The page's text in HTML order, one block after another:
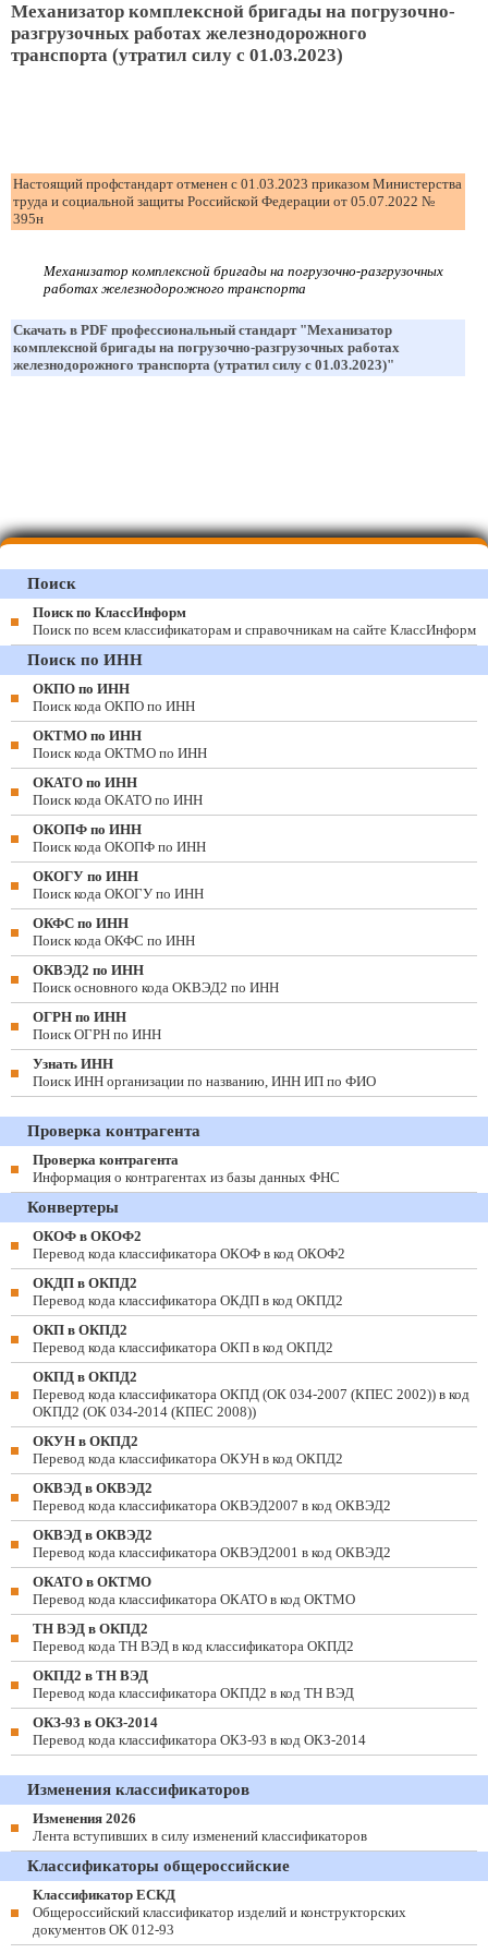
Механизатор комплексной бригады на погрузочно-
разгрузочных работах железнодорожного
транспорта (утратил силу с 01.03.2023)
Настоящий профстандарт отменен с 01.03.2023 приказом Министерства
труда и социальной защиты Российской Федерации от 05.07.2022 №
395н
Механизатор комплексной бригады на погрузочно-разгрузочных
работах железнодорожного транспорта
Скачать в PDF профессиональный стандарт "Механизатор
комплексной бригады на погрузочно-разгрузочных работах
железнодорожного транспорта (утратил силу с 01.03.2023)"
Поиск
Поиск по КлассИнформ
Поиск по всем классификаторам и справочникам на сайте КлассИнформ
Поиск по ИНН
ОКПО по ИНН
Поиск кода ОКПО по ИНН
ОКТМО по ИНН
Поиск кода ОКТМО по ИНН
ОКАТО по ИНН
Поиск кода ОКАТО по ИНН
ОКОПФ по ИНН
Поиск кода ОКОПФ по ИНН
ОКОГУ по ИНН
Поиск кода ОКОГУ по ИНН
ОКФС по ИНН
Поиск кода ОКФС по ИНН
ОКВЭД2 по ИНН
Поиск основного кода ОКВЭД2 по ИНН
ОГРН по ИНН
Поиск ОГРН по ИНН
Узнать ИНН
Поиск ИНН организации по названию, ИНН ИП по ФИО
Проверка контрагента
Проверка контрагента
Информация о контрагентах из базы данных ФНС
Конвертеры
ОКОФ в ОКОФ2
Перевод кода классификатора ОКОФ в код ОКОФ2
ОКДП в ОКПД2
Перевод кода классификатора ОКДП в код ОКПД2
ОКП в ОКПД2
Перевод кода классификатора ОКП в код ОКПД2
ОКПД в ОКПД2
Перевод кода классификатора ОКПД (ОК 034-2007 (КПЕС 2002)) в код
ОКПД2 (ОК 034-2014 (КПЕС 2008))
ОКУН в ОКПД2
Перевод кода классификатора ОКУН в код ОКПД2
ОКВЭД в ОКВЭД2
Перевод кода классификатора ОКВЭД2007 в код ОКВЭД2
ОКВЭД в ОКВЭД2
Перевод кода классификатора ОКВЭД2001 в код ОКВЭД2
ОКАТО в ОКТМО
Перевод кода классификатора ОКАТО в код ОКТМО
ТН ВЭД в ОКПД2
Перевод кода ТН ВЭД в код классификатора ОКПД2
ОКПД2 в ТН ВЭД
Перевод кода классификатора ОКПД2 в код ТН ВЭД
ОКЗ-93 в ОКЗ-2014
Перевод кода классификатора ОКЗ-93 в код ОКЗ-2014
Изменения классификаторов
Изменения 2026
Лента вступивших в силу изменений классификаторов
Классификаторы общероссийские
Классификатор ЕСКД
Общероссийский классификатор изделий и конструкторских
документов ОК 012-93